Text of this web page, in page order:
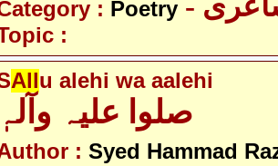
: Poetry
:
Allu alehi wa aalehi
صلوا علیہ وآلہٖ
: Syed Hammad